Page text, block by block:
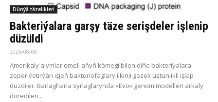
Dünýä täzelikleri
Bakteriýalara garşy täze serişdeler işlenip
düzüldi
2026-08-08
Amerikaly alymlar emeli aňyň kömegi bilen diňe bakteriýalara
zeper ýetirýän işjeň bakteriofaglary ilkinji gezek üstünlikli işläp
düzdiler. Barlaghana synaglarynda «Evo» genom modelleri arkaly
döredilen...